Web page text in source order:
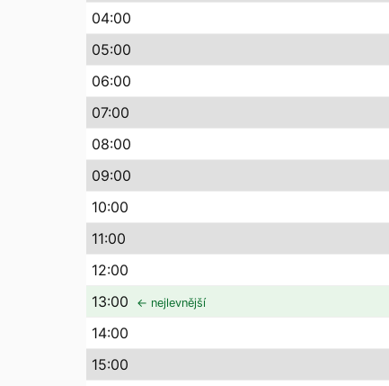
04:00
05:00
06:00
07:00
08:00
09:00
10:00
11:00
12:00
13:00 ← nejlevnější
14:00
15:00